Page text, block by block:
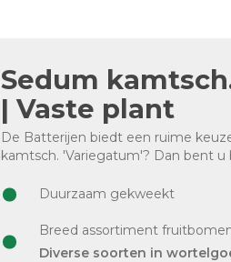
Sedum
| Vaste plant
De Batterijen biedt een ruime
kamtsch. 'Variegatum'? Dan bent
Duurzaam gekweekt
Breed assortiment
Diverse soorten in